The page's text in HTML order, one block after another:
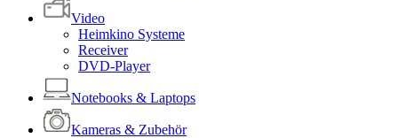
Video
Heimkino Systeme
Receiver
DVD-Player
Notebooks & Laptops
Kameras & Zubehör